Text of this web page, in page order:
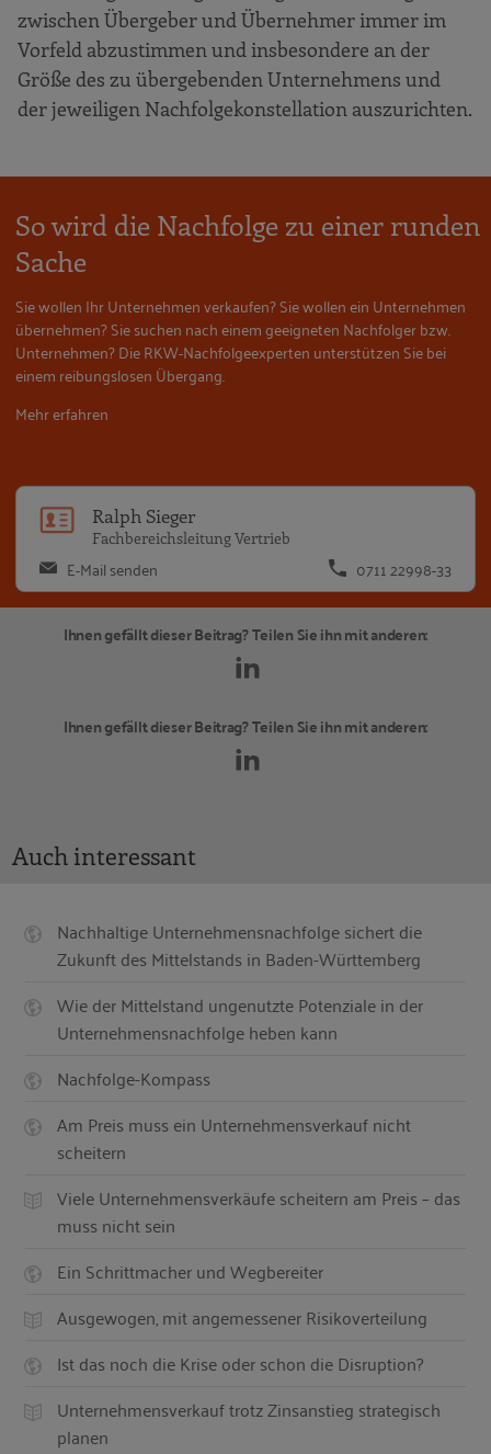
zwischen Übergeber und Übernehmer immer im
Vorfeld abzustimmen und insbesondere an der
Größe des zu übergebenden Unternehmens und
der jeweiligen Nachfolgekonstellation auszurichten.
So wird die Nachfolge zu einer runden
Sache
Sie wollen Ihr Unternehmen verkaufen? Sie wollen ein Unternehmen
übernehmen? Sie suchen nach einem geeigneten Nachfolger bzw.
Unternehmen? Die RKW-Nachfolgeexperten unterstützen Sie bei
einem reibungslosen Übergang.
Mehr erfahren
Ralph Sieger
Fachbereichsleitung Vertrieb
E-Mail senden 0711 22998-33
Ihnen gefällt dieser Beitrag? Teilen Sie ihn mit anderen:
Ihnen gefällt dieser Beitrag? Teilen Sie ihn mit anderen:
Auch interessant
Nachhaltige Unternehmensnachfolge sichert die
Zukunft des Mittelstands in Baden-Württemberg
Wie der Mittelstand ungenutzte Potenziale in der
Unternehmensnachfolge heben kann
Nachfolge-Kompass
Am Preis muss ein Unternehmensverkauf nicht
scheitern
Viele Unternehmensverkäufe scheitern am Preis – das
muss nicht sein
Ein Schrittmacher und Wegbereiter
Ausgewogen, mit angemessener Risikoverteilung
Ist das noch die Krise oder schon die Disruption?
Unternehmensverkauf trotz Zinsanstieg strategisch
planen